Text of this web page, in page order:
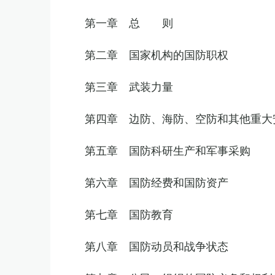
第一章 总 则
第二章 国家机构的国防职权
第三章 武装力量
第四章 边防、海防、空防和其他重大
第五章 国防科研生产和军事采购
第六章 国防经费和国防资产
第七章 国防教育
第八章 国防动员和战争状态